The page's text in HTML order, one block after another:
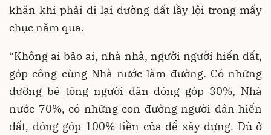
khăn khi phải đi lại đường đất lầy lội trong mấy
chục năm qua.
“Không ai bảo ai, nhà nhà, người người hiến đất,
góp công cùng Nhà nước làm đường. Có những
đường bê tông người dân đóng góp 30%, Nhà
nước 70%, có những con đường người dân hiến
đất, đóng góp 100% tiền của để xây dựng. Dù ở